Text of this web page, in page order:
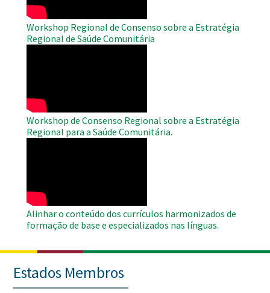
Workshop Regional de Consenso sobre a Estratégia
Regional de Saúde Comunitária
Workshop de Consenso Regional sobre a Estratégia
Regional para a Saúde Comunitária.
Alinhar o conteúdo dos currículos harmonizados de
formação de base e especializados nas línguas.
Estados Membros